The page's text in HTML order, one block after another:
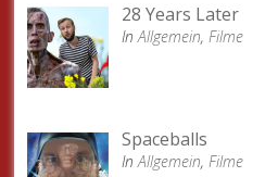
28 Years Later
InAllgemein, Filme
Spaceballs
InAllgemein,Filme